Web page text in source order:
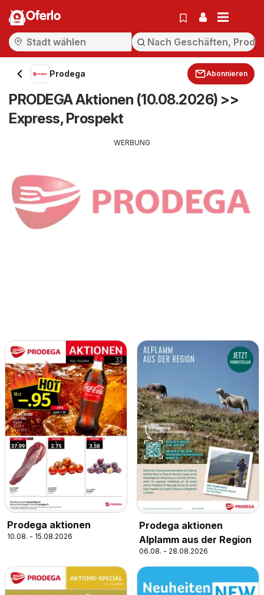
Oferlo
Prodega Abonnieren
PRODEGA Aktionen (10.08.2026) >>
Express, Prospekt
WERBUNG
Prodega aktionen
10.08. - 15.08.2026
Prodega aktionen
Alplamm aus der Region
06.08. - 28.08.2026